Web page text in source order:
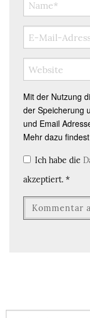
Mit der Nutzung
der Speicherung
und Email
Mehr dazu
Ich habe die
akzeptiert. *